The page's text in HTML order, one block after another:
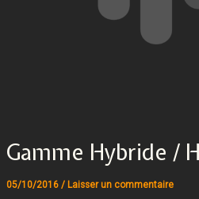
Gamme Hybride /
05/10/2016 / Laisser un commentaire